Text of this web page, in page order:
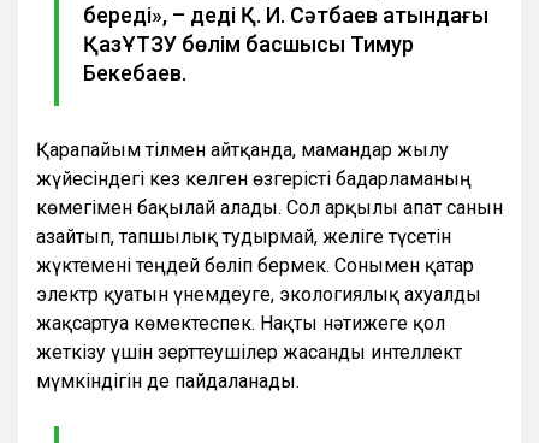
береді», – деді Қ. И. Сәтбаев атындағы
ҚазҰТЗУ бөлім басшысы Тимур
Бекебаев.
Қарапайым тілмен айтқанда, мамандар жылу
жүйесіндегі кез келген өзгерісті бағдарламаның
көмегімен бақылай алады. Сол арқылы апат санын
азайтып, тапшылық тудырмай, желіге түсетін
жүктемені теңдей бөліп бермек. Сонымен қатар
электр қуатын үнемдеуге, экологиялық ахуалды
жақсартуға көмектеспек. Нақты нәтижеге қол
жеткізу үшін зерттеушілер жасанды интеллект
мүмкіндігін де пайдаланады.